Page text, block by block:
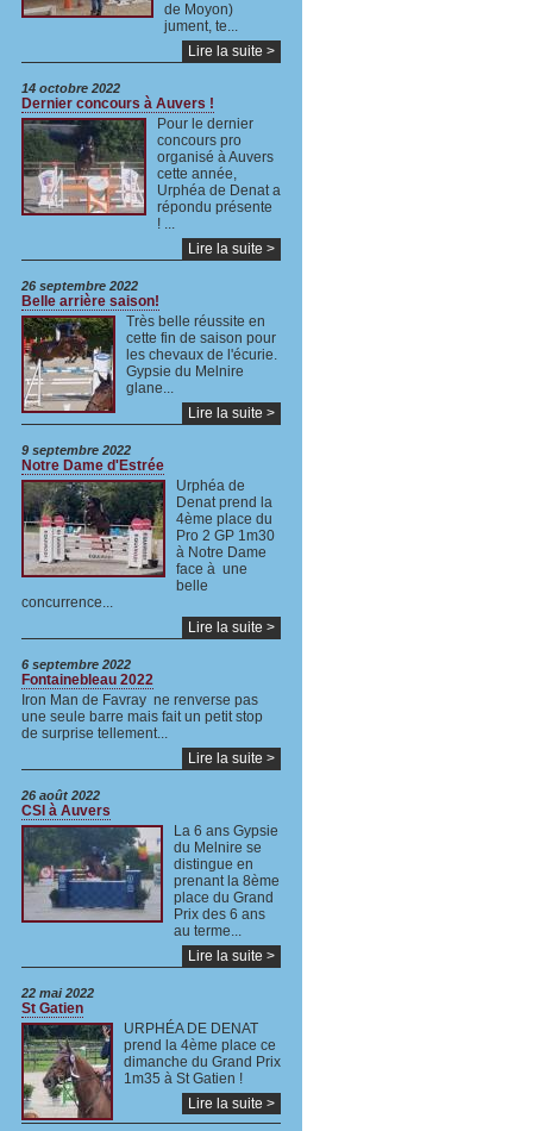
de Moyon)
jument, te...
Lire la suite >
14 octobre 2022
Dernier concours à Auvers !
Pour le dernier
concours pro
organisé à Auvers
cette année,
Urphéa de Denat a
répondu présente
! ...
Lire la suite >
26 septembre 2022
Belle arrière saison!
Très belle réussite en
cette fin de saison pour
les chevaux de l'écurie.
Gypsie du Melnire
glane...
Lire la suite >
9 septembre 2022
Notre Dame d'Estrée
Urphéa de
Denat prend la
4ème place du
Pro 2 GP 1m30
à Notre Dame
face à une
belle
concurrence...
Lire la suite >
6 septembre 2022
Fontainebleau 2022
Iron Man de Favray ne renverse pas
une seule barre mais fait un petit stop
de surprise tellement...
Lire la suite >
26 août 2022
CSI à Auvers
La 6 ans Gypsie
du Melnire se
distingue en
prenant la 8ème
place du Grand
Prix des 6 ans
au terme...
Lire la suite >
22 mai 2022
St Gatien
URPHÉA DE DENAT
prend la 4ème place ce
dimanche du Grand Prix
1m35 à St Gatien !
Lire la suite >